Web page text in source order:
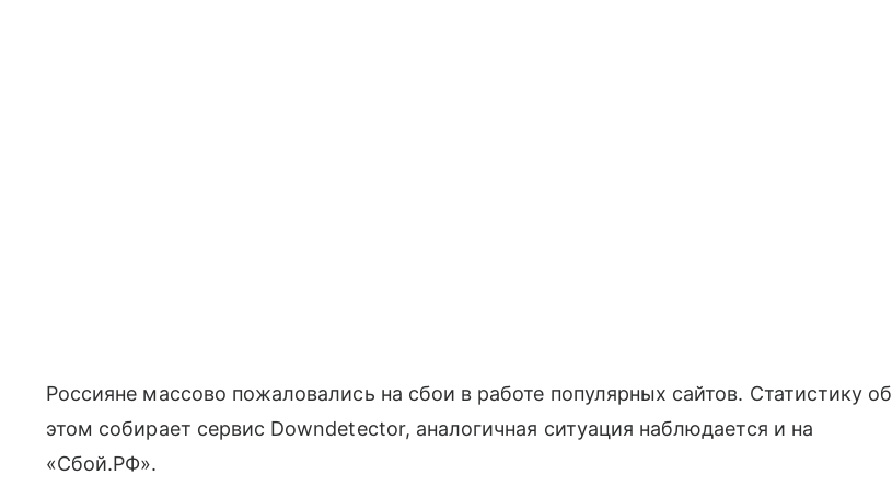
Россияне массово пожаловались на сбои в работе популярных сайтов. Статистику об
этом собирает сервис Downdetector, аналогичная ситуация наблюдается и на
«Сбой.РФ».